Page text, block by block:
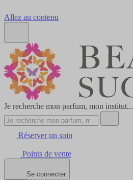
Allez au contenu
Je recherche mon parfum, mon institut...
Réserver un soin
Points de vente
Se connecter